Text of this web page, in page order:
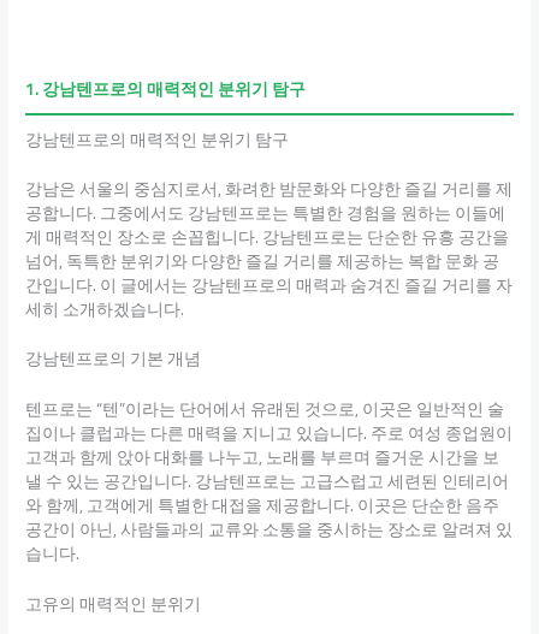
1. 강남텐프로의 매력적인 분위기 탐구
강남텐프로의 매력적인 분위기 탐구
강남은 서울의 중심지로서, 화려한 밤문화와 다양한 즐길 거리를 제
공합니다. 그중에서도 강남텐프로는 특별한 경험을 원하는 이들에
게 매력적인 장소로 손꼽힙니다. 강남텐프로는 단순한 유흥 공간을
넘어, 독특한 분위기와 다양한 즐길 거리를 제공하는 복합 문화 공
간입니다. 이 글에서는 강남텐프로의 매력과 숨겨진 즐길 거리를 자
세히 소개하겠습니다.
강남텐프로의 기본 개념
텐프로는 “텐”이라는 단어에서 유래된 것으로, 이곳은 일반적인 술
집이나 클럽과는 다른 매력을 지니고 있습니다. 주로 여성 종업원이
고객과 함께 앉아 대화를 나누고, 노래를 부르며 즐거운 시간을 보
낼 수 있는 공간입니다. 강남텐프로는 고급스럽고 세련된 인테리어
와 함께, 고객에게 특별한 대접을 제공합니다. 이곳은 단순한 음주
공간이 아닌, 사람들과의 교류와 소통을 중시하는 장소로 알려져 있
습니다.
고유의 매력적인 분위기